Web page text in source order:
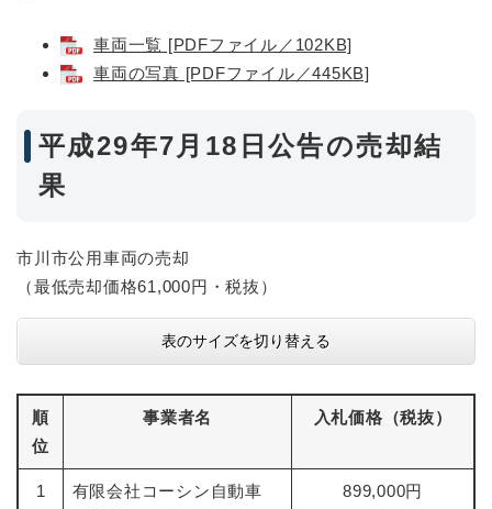
車両一覧 [PDFファイル／102KB]
車両の写真 [PDFファイル／445KB]
平成29年7月18日公告の売却結
果
市川市公用車両の売却
（最低売却価格61,000円・税抜）
表のサイズを切り替える
順
位
事業者名 入札価格（税抜）
1
有限会社コーシン自動車
899,000円